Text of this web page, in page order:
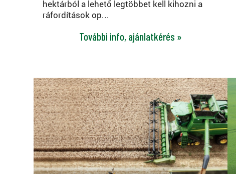
hektárból a lehető legtöbbet kell kihozni a
ráfordítások op...
További info, ajánlatkérés »